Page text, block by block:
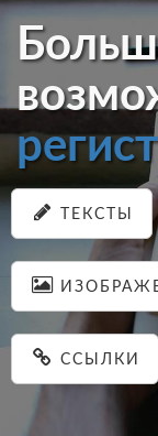
ТЕКСТЫ
ССЫЛКИ